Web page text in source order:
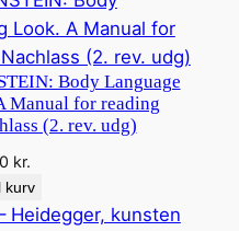
Body Language
Manual for reading
(2. rev. udg)
kr.
kurv